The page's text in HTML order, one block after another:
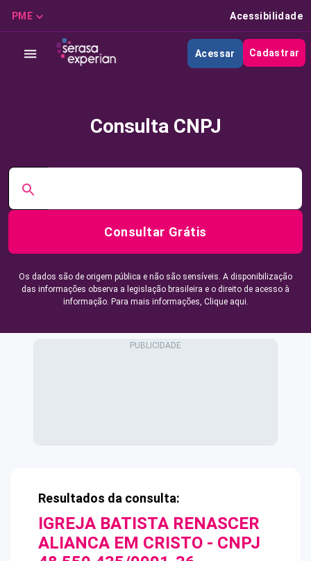
PME Acessibilidade
Acessar Cadastrar
Consulta CNPJ
Consultar Grátis
Os dados são de origem pública e não são sensíveis. A disponibilização
das informações observa a legislação brasileira e o direito de acesso à
informação. Para mais informações, Clique aqui.
Resultados da consulta:
IGREJA BATISTA RENASCER
ALIANCA EM CRISTO - CNPJ